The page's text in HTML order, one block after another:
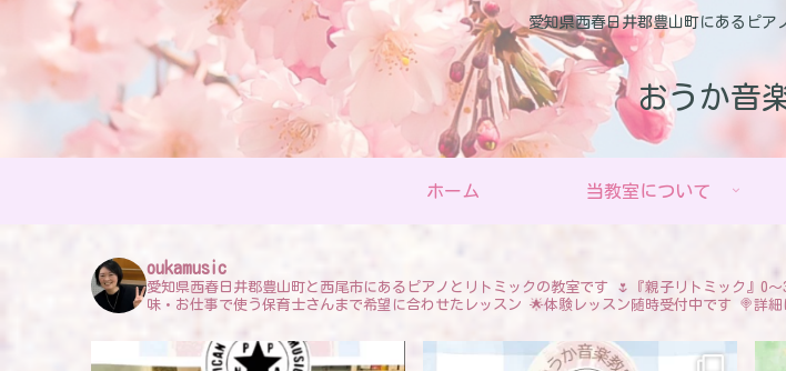
愛知県西春日井郡豊山町にあるピア
おうか音
ホーム 当教室について
oukamusic
愛知県西春日井郡豊山町と西尾市にあるピアノとリトミックの教室です 🌷『親子リトミック』0〜
味・お仕事で使う保育士さんまで希望に合わせたレッスン 🌟体験レッスン随時受付中です 🍭詳細